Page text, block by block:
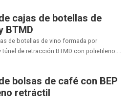
cajas de botellas de
BTMD
de botellas de vino formada por
túnel de retracción BTMD con polietileno....
bolsas de café con BEP
retráctil